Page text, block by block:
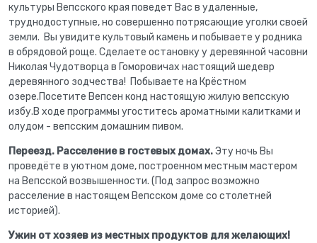
культуры Вепсского края поведет Вас в удаленные,
труднодоступные, но совершенно потрясающие уголки своей
земли. Вы увидите культовый камень и побываете у родника
в обрядовой роще. Сделаете остановку у деревянной часовни
Николая Чудотворца в Гоморовичах настоящий шедевр
деревянного зодчества! Побываете на Крёстном
озере.Посетите Вепсен конд настоящую жилую вепсскую
избу.В ходе программы угоститесь ароматными калитками и
олудом - вепсским домашним пивом.
Переезд. Расселение в гостевых домах.Эту ночь Вы
проведёте в уютном доме, построенном местным мастером
на Вепсской возвышенности. (Под запрос возможно
расселение в настоящем Вепсском доме со столетней
историей).
Ужин от хозяев из местных продуктов для желающих!